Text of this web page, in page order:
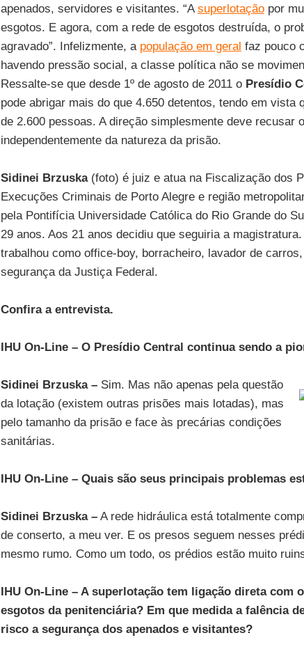
apenados, servidores e visitantes. “Asuperlotaçãopor
esgotos. E agora, com a rede de esgotos destruída, o
agravado”. Infelizmente, a população em geral faz pouco
havendo pressão social, a classe política não se
Ressalte-se que desde 1º de agosto de 2011 o Presídio
pode abrigar mais do que 4.650 detentos, tendo em vista
de 2.600 pessoas. A direção simplesmente deve recusar
independentemente da natureza da prisão.
Sidinei Brzuska(foto) é juiz e atua na Fiscalização dos
Execuções Criminais de Porto Alegre e região
pela Pontifícia Universidade Católica do Rio Grande do
29 anos. Aos 21 anos decidiu que seguiria a
trabalhou como office-boy, borracheiro, lavador de
segurança da Justiça Federal.
Confira a entrevista.
IHU On-Line – O Presídio Central continua sendo a
Sidinei Brzuska –Sim. Mas não apenas pela questão
da lotação (existem outras prisões mais lotadas), mas
pelo tamanho da prisão e face às precárias condições
sanitárias.
IHU On-Line – Quais são seus principais problemas
Sidinei Brzuska –A rede hidráulica está totalmente
de conserto, a meu ver. E os presos seguem nesses
mesmo rumo. Como um todo, os prédios estão muito
IHU On-Line – A superlotação tem ligação direta com
esgotos da penitenciária? Em que medida a falência
risco a segurança dos apenados e visitantes?